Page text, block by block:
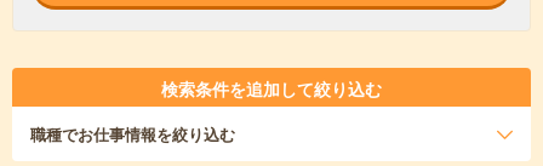
検索条件を追加して絞り込む
職種でお仕事情報を絞り込む